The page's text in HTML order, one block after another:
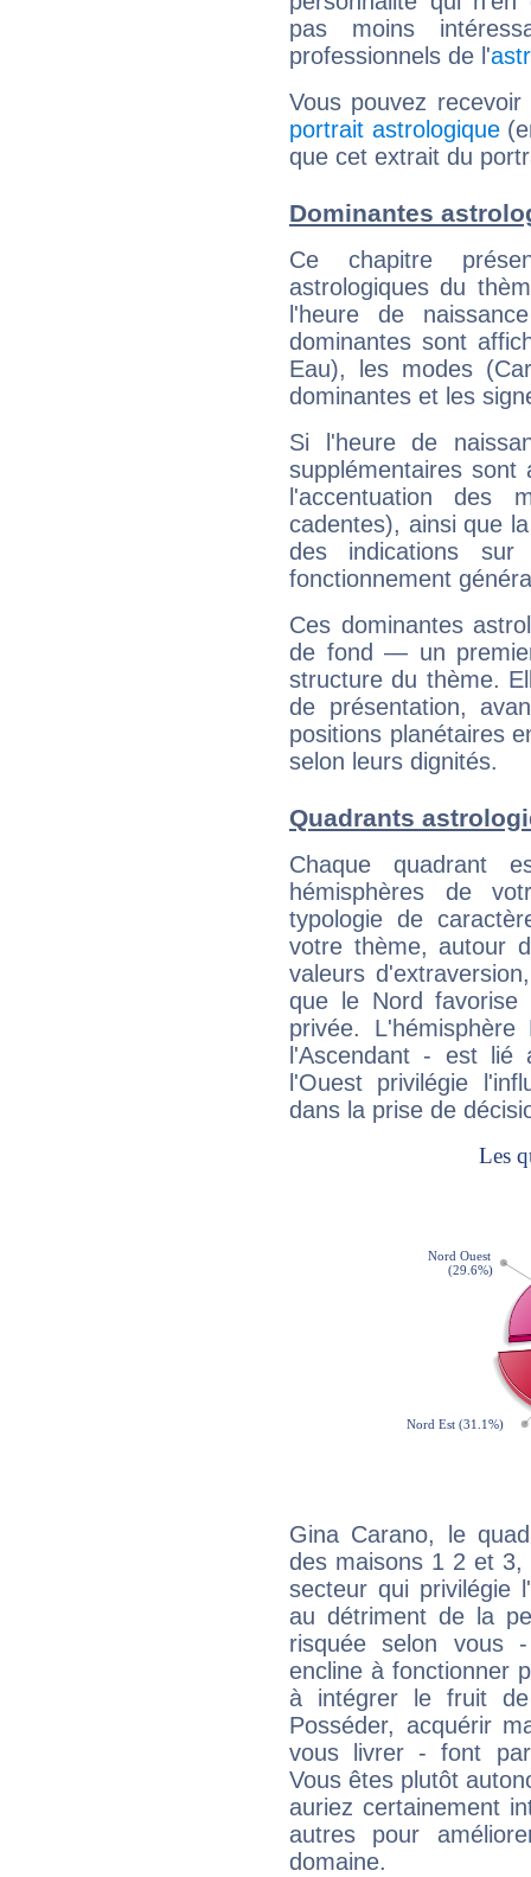
pas moins
professionnels de l'
Vous pouvez
portrait astrologique
que cet extrait du
Dominantes
Ce chapitre
astrologiques du
l'heure de
dominantes sont
Eau), les modes
dominantes et les
Si l'heure de
supplémentaires sont
l'accentuation des
cadentes), ainsi que
des indications sur
fonctionnement
Ces dominantes
de fond — un
structure du thème.
de présentation,
positions planétaires
selon leurs dignités.
Quadrants
Chaque quadrant
hémisphères de
typologie de
votre thème, autour
valeurs
que le Nord favorise
privée.
l'Ascendant - est
l'Ouest privilégie
dans la prise de
Gina Carano, le
des maisons 1 2 et
secteur qui privilégie
au détriment de la
risquée selon vous
encline à fonctionner
à intégrer le fruit
Posséder, acquérir
vous livrer - font
Vous êtes plutôt
auriez certainement
autres pour
domaine.